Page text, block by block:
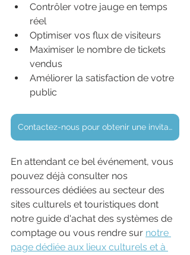
Contrôler votre jauge en temps
réel
Optimiser vos flux de visiteurs
Maximiser le nombre de tickets
vendus
Améliorer la satisfaction de votre
public
Contactez-nous pour obtenir une invitation gratuite
En attendant ce bel événement, vous
pouvez déjà consulter nos
ressources dédiées au secteur des
sites culturels et touristiques dont
notre guide d'achat des systèmes de
comptage ou vous rendre sur notre
page dédiée aux lieux culturels et à